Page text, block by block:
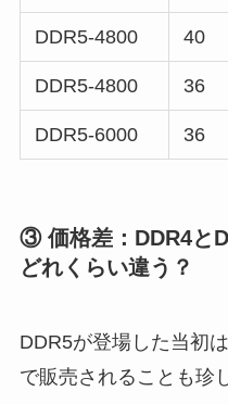
DDR5-4800 40
DDR5-4800 36
DDR5-6000 36
③ 価格差：DDR4と
どれくらい違う？
DDR5が登場した当初
で販売されることも珍